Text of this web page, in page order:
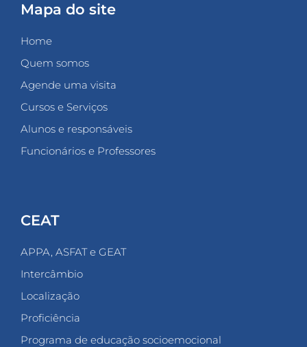
Mapa do site
Home
Quem somos
Agende uma visita
Cursos e Serviços
Alunos e responsáveis
Funcionários e Professores
CEAT
APPA, ASFAT e GEAT
Intercâmbio
Localização
Proficiência
Programa de educação socioemocional